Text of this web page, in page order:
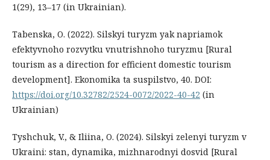
1(29), 13–17 (in Ukrainian).
Tabenska, O. (2022). Silskyi turyzm yak napriamok
efektyvnoho rozvytku vnutrishnoho turyzmu [Rural
tourism as a direction for efficient domestic tourism
development]. Ekonomika ta suspilstvo, 40. DOI:
https://doi.org/10.32782/2524-0072/2022-40-42 (in
Ukrainian)
Tyshchuk, V., & Iliina, O. (2024). Silskyi zelenyi turyzm v
Ukraini: stan, dynamika, mizhnarodnyi dosvid [Rural